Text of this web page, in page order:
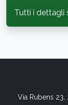
Tutti i dettagli
Via Rubens 23,